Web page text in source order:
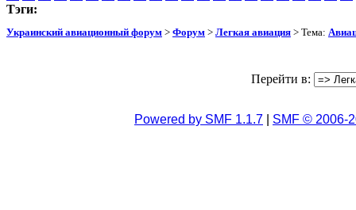
Тэги:
Украинский авиационный форум > Форум > Легкая авиация > Тема:
Перейти в:
Powered by SMF 1.1.7 SMF © 2006-